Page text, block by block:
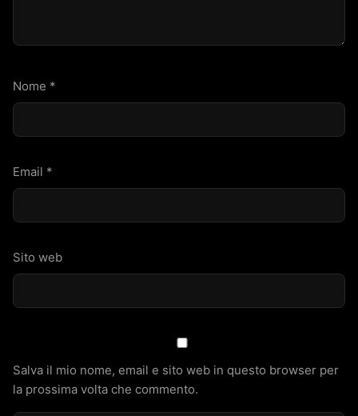
Nome *
Email *
Sito web
Salva il mio nome, email e sito web in questo browser per
la prossima volta che commento.